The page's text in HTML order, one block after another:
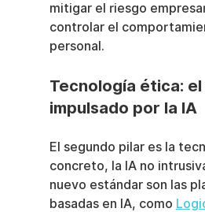
mitigar el riesgo
controlar el
personal.
Tecnología ética:
impulsado por la IA
El segundo pilar es la
concreto, la IA no
nuevo estándar son las
basadas en IA, como